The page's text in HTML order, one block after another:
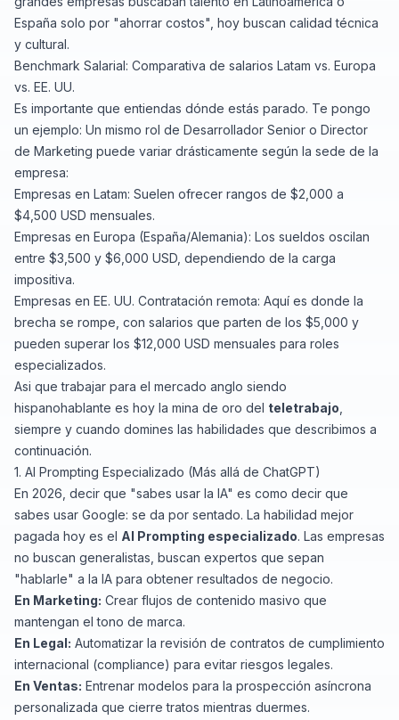
España solo por "ahorrar costos", hoy buscan calidad técnica
y cultural.
Benchmark Salarial: Comparativa de salarios Latam vs. Europa
vs. EE. UU.
Es importante que entiendas dónde estás parado. Te pongo
un ejemplo: Un mismo rol de Desarrollador Senior o Director
de Marketing puede variar drásticamente según la sede de la
empresa:
Empresas en Latam: Suelen ofrecer rangos de $2,000 a
$4,500 USD mensuales.
Empresas en Europa (España/Alemania): Los sueldos oscilan
entre $3,500 y $6,000 USD, dependiendo de la carga
impositiva.
Empresas en EE. UU. Contratación remota: Aquí es donde la
brecha se rompe, con salarios que parten de los $5,000 y
pueden superar los $12,000 USD mensuales para roles
especializados.
Asi que trabajar para el mercado anglo siendo
hispanohablante es hoy la mina de oro del teletrabajo
siempre y cuando domines las habilidades que describimos a
continuación.
1. AI Prompting Especializado (Más allá de ChatGPT)
En 2026, decir que "sabes usar la IA" es como decir que
sabes usar Google: se da por sentado. La habilidad mejor
pagada hoy es el AI Prompting especializado. Las empresas
no buscan generalistas, buscan expertos que sepan
"hablarle" a la IA para obtener resultados de negocio.
En Marketing: Crear flujos de contenido masivo que
mantengan el tono de marca.
En Legal: Automatizar la revisión de contratos de cumplimiento
internacional (compliance) para evitar riesgos legales.
En Ventas: Entrenar modelos para la prospección asíncrona
personalizada que cierre tratos mientras duermes.